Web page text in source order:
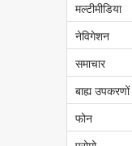
मल्टीमीडिया
नेविगेशन
समाचार
बाह्य उपकरणों
फोन